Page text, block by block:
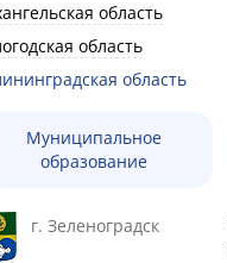
область
область
область
Муниципальное
образование
г. Зеленоградск